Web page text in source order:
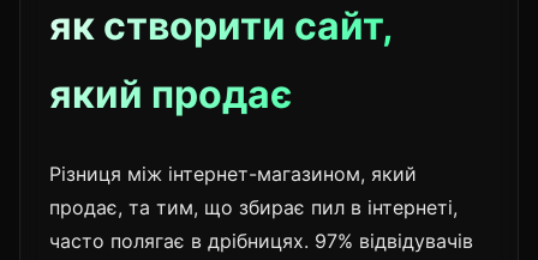
як створити сайт,
який продає
Різниця між інтернет-магазином, який
продає, та тим, що збирає пил в інтернеті,
часто полягає в дрібницях. 97% відвідувачів